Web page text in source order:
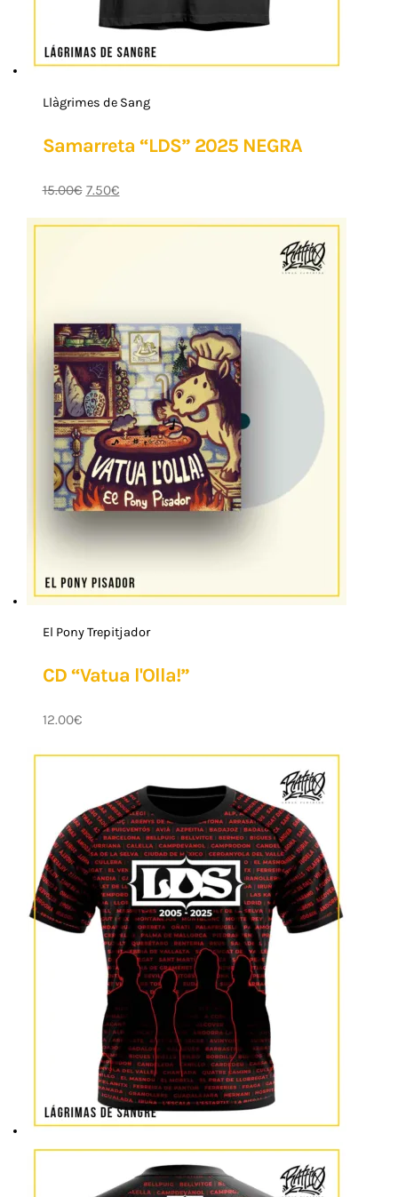
Llàgrimes de Sang
Samarreta “LDS” 2025 NEGRA
15.00€ 7.50€
El Pony Trepitjador
CD “Vatua l'Olla!”
12.00€